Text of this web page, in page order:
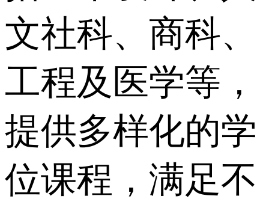
文社科、商科、
工程及医学等，
提供多样化的学
位课程，满足不